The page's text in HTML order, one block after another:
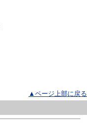
▲ページ上部に戻る